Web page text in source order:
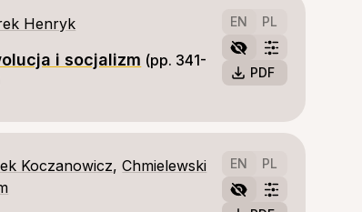
EN PL
PDF
Henryk
i socjalizm (pp. 341-
EN PL
Koczanowicz,Chmielewski